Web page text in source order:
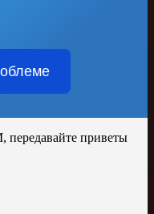
передавайте приветы